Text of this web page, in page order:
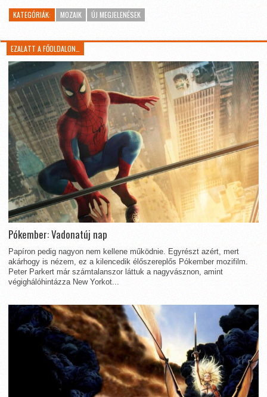
KATEGÓRIÁK: MOZAIK ÚJ MEGJELENÉSEK
EZALATT A FŐOLDALON…
Pókember: Vadonatúj nap
Papíron pedig nagyon nem kellene működnie. Egyrészt azért, mert
akárhogy is nézem, ez a kilencedik élőszereplős Pókember mozifilm.
Peter Parkert már számtalanszor láttuk a nagyvásznon, amint
végighálóhintázza New Yorkot...